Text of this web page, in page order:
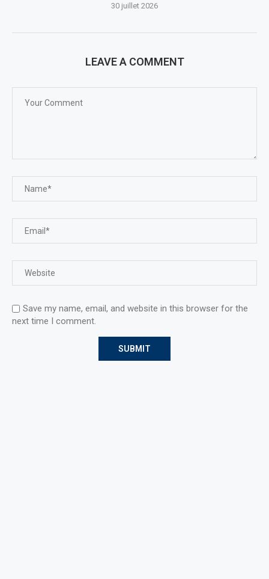
30 juillet 2026
LEAVE A COMMENT
Save my name, email, and website in this browser for the
next time I comment.